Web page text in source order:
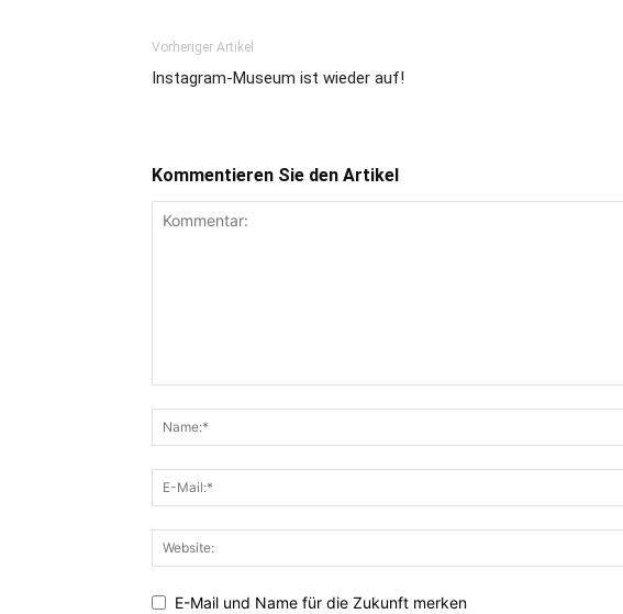
Vorheriger Artikel
Instagram-Museum ist wieder auf!
Kommentieren Sie den Artikel
E-Mail und Name für die Zukunft merken